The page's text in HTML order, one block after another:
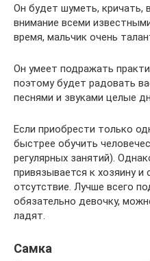
Он будет шуметь, кричать,
внимание всеми
время, мальчик очень
Он умеет подражать
поэтому будет радовать
песнями и звуками целые
Если приобрести только
быстрее обучить
регулярных занятий).
привязывается к хозяину и
отсутствие. Лучше всего
обязательно девочку,
ладят.
Самка